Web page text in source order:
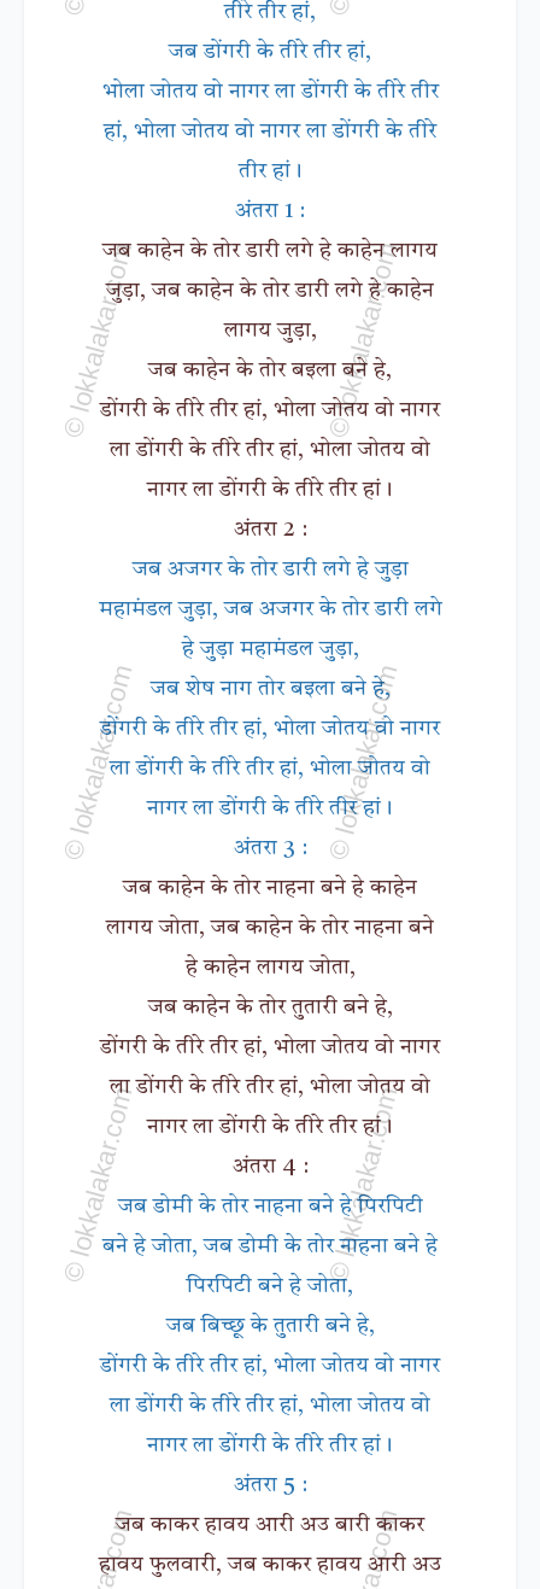
तीरे तीर हां,
जब डोंगरी के तीरे तीर हां,
भोला जोतय वो नागर ला डोंगरी के तीरे तीर
हां, भोला जोतय वो नागर ला डोंगरी के तीरे
तीर हां।
अंतरा 1 :
जब काहेन के तोर डारी लगे हे काहेन लागय
जुड़ा, जब काहेन के तोर डारी लगे हे काहेन
लागय जुड़ा,
जब काहेन के तोर बइला बने हे,
डोंगरी के तीरे तीर हां, भोला जोतय वो नागर
ला डोंगरी के तीरे तीर हां, भोला जोतय वो
नागर ला डोंगरी के तीरे तीर हां।
अंतरा 2 :
जब अजगर के तोर डारी लगे हे जुड़ा
महामंडल जुड़ा, जब अजगर के तोर डारी लगे
हे जुड़ा महामंडल जुड़ा,
जब शेष नाग तोर बइला बने हे,
डोंगरी के तीरे तीर हां, भोला जोतय वो नागर
ला डोंगरी के तीरे तीर हां, भोला जोतय वो
नागर ला डोंगरी के तीरे तीर हां।
अंतरा 3 :
जब काहेन के तोर नाहना बने हे काहेन
लागय जोता, जब काहेन के तोर नाहना बने
हे काहेन लागय जोता,
जब काहेन के तोर तुतारी बने हे,
डोंगरी के तीरे तीर हां, भोला जोतय वो नागर
ला डोंगरी के तीरे तीर हां, भोला जोतय वो
नागर ला डोंगरी के तीरे तीर हां।
अंतरा 4 :
जब डोमी के तोर नाहना बने हे पिरपिटी
बने हे जोता, जब डोमी के तोर नाहना बने हे
पिरपिटी बने हे जोता,
जब बिच्छू के तुतारी बने हे,
डोंगरी के तीरे तीर हां, भोला जोतय वो नागर
ला डोंगरी के तीरे तीर हां, भोला जोतय वो
नागर ला डोंगरी के तीरे तीर हां।
अंतरा 5 :
जब काकर हावय आरी अउ बारी काकर
हावय फुलवारी, जब काकर हावय आरी अउ